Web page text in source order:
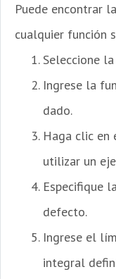
Puede encontrar
cualquier función
Seleccione
Ingrese la
dado.
Haga clic en
utilizar un
Especifique
defecto.
Ingrese el
integral